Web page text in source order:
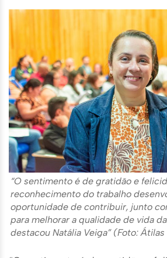
“O sentimento é de gratidão e
reconhecimento do trabalho
oportunidade de contribuir, junto
para melhorar a qualidade de vida
destacou Natália Veiga” (Foto: